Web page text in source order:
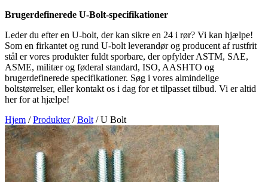
Brugerdefinerede U-Bolt-specifikationer
Leder du efter en U-bolt, der kan sikre en 24 i rør? Vi kan hjælpe!
Som en firkantet og rund U-bolt leverandør og producent af rustfrit
stål er vores produkter fuldt sporbare, der opfylder ASTM, SAE,
ASME, militær og føderal standard, ISO, AASHTO og
brugerdefinerede specifikationer. Søg i vores almindelige
boltstørrelser, eller kontakt os i dag for et tilpasset tilbud. Vi er altid
her for at hjælpe!
Hjem /Produkter/Bolt /U Bolt